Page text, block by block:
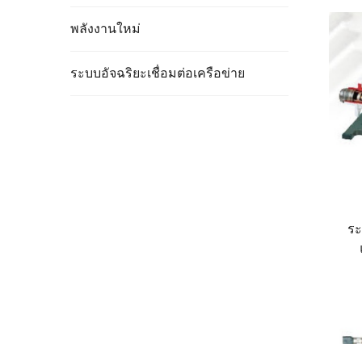
พลังงานใหม่
ระบบอัจฉริยะเชื่อมต่อเครือข่าย
ร